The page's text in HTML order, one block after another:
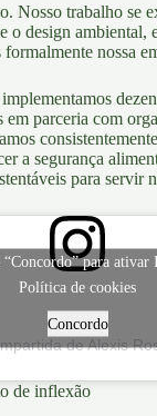
Nosso trabalho se
o design ambiental,
nossa
parceria com
a segurança
para servir
de Alexis
para ativar
Política de cookies
Concordo
de inflexão